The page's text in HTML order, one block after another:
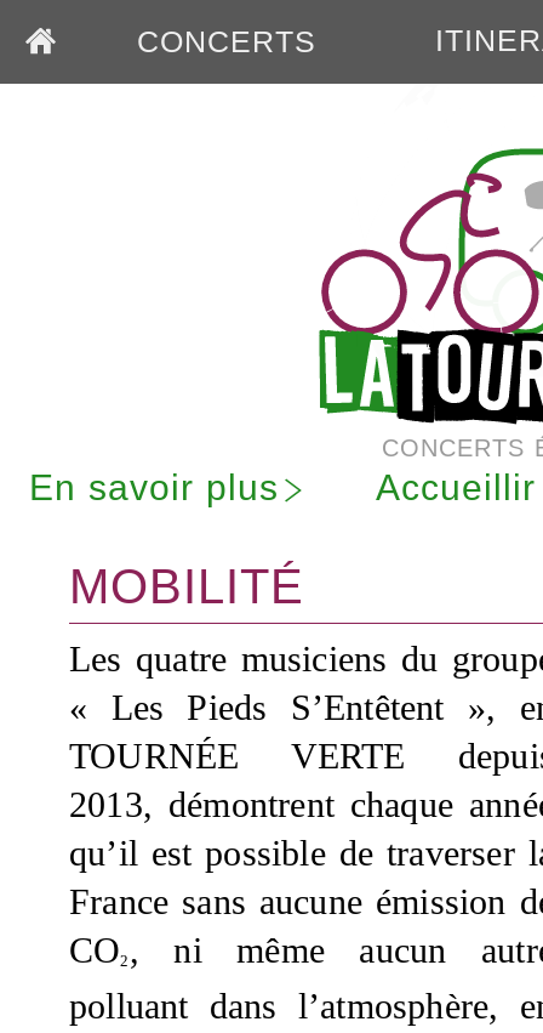
CONCERTS
CONCERTS
En savoir plus
MOBILITÉ
Les quatre musiciens du
« Les Pieds S’Entêtent »,
TOURNÉE VERTE
2013, démontrent chaque
qu’il est possible de traverser
France sans aucune émission
CO2 , ni même aucun
polluant dans l’atmosphère,